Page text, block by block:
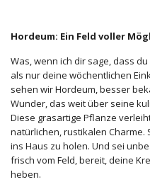
Hordeum: Ein Feld voller
Was, wenn ich dir sage, dass
als nur deine wöchentlichen
sehen wir Hordeum, besser
Wunder, das weit über seine
Diese grasartige Pflanze
natürlichen, rustikalen Charme.
ins Haus zu holen. Und sei
frisch vom Feld, bereit, deine
heben.